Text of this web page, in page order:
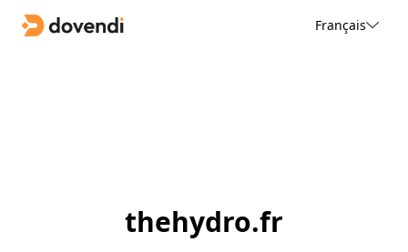
Français
thehydro.fr